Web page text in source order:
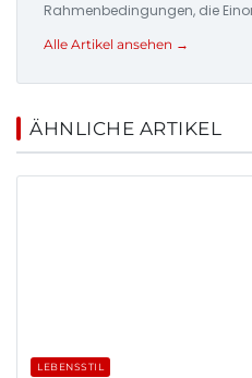
Rahmenbedingungen, die
Alle Artikel ansehen →
ÄHNLICHE ARTIKEL
LEBENSSTIL